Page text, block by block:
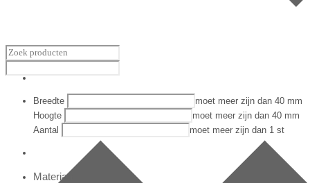
Breedte moet meer zijn dan 40 mm
Hoogte
moet meer zijn dan 40 mm
Aantal
moet meer zijn dan 1 st
Materiaal